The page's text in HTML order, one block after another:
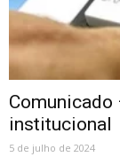
Comunicado
institucional
5 de julho de 2024